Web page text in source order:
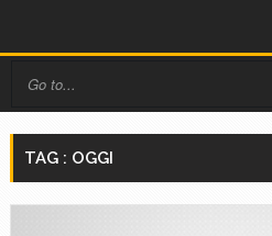
TAG : OGGI